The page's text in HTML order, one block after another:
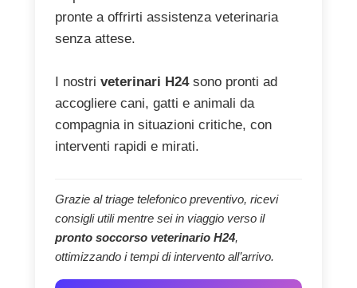
pronte a offrirti assistenza veterinaria
senza attese.
I nostri veterinari H24sono pronti ad
accogliere cani, gatti e animali da
compagnia in situazioni critiche, con
interventi rapidi e mirati.
Grazie al triage telefonico preventivo, ricevi
consigli utili mentre sei in viaggio verso il
pronto soccorso veterinario H24,
ottimizzando i tempi di intervento all’arrivo.